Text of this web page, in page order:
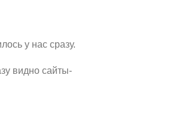
у нас сразу.
видно сайты-